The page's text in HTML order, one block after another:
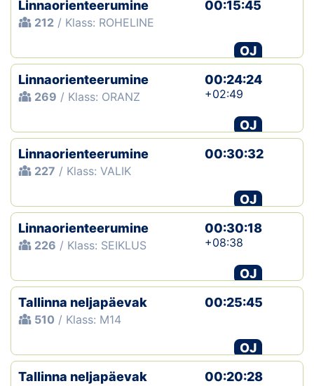
Linnaorienteerumine
212 / Klass: ROHELINE
00:15:45
OJ
Linnaorienteerumine
269 / Klass: ORANZ
00:24:24
+02:49
OJ
Linnaorienteerumine
227 / Klass: VALIK
00:30:32
OJ
Linnaorienteerumine
226 / Klass: SEIKLUS
00:30:18
+08:38
OJ
Tallinna neljapäevak
510 / Klass: M14
00:25:45
OJ
Tallinna neljapäevak
00:20:28